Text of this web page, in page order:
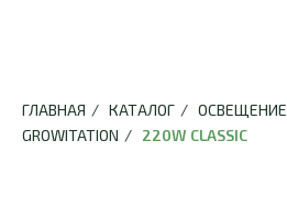
ГЛАВНАЯ / КАТАЛОГ / ОСВЕЩЕНИЕ
GROWITATION / 220W CLASSIC